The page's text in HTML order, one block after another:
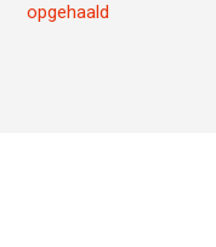
opgehaald